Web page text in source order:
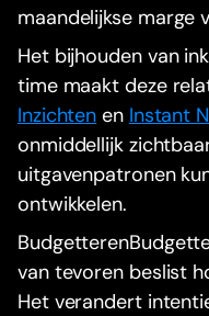
maandelijkse marge
Het bijhouden van
time maakt deze
Inzichten en Instant
onmiddellijk
uitgavenpatronen
ontwikkelen.
van tevoren beslist
Het verandert